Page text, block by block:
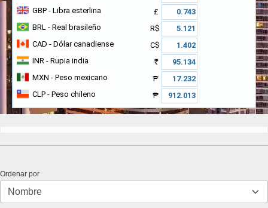
GBP - Libra esterlina
£
BRL - Real brasileño
R$
CAD - Dólar canadiense
C$
INR - Rupia india
₹
MXN - Peso mexicano
₱
CLP - Peso chileno ₱
Ordenar por